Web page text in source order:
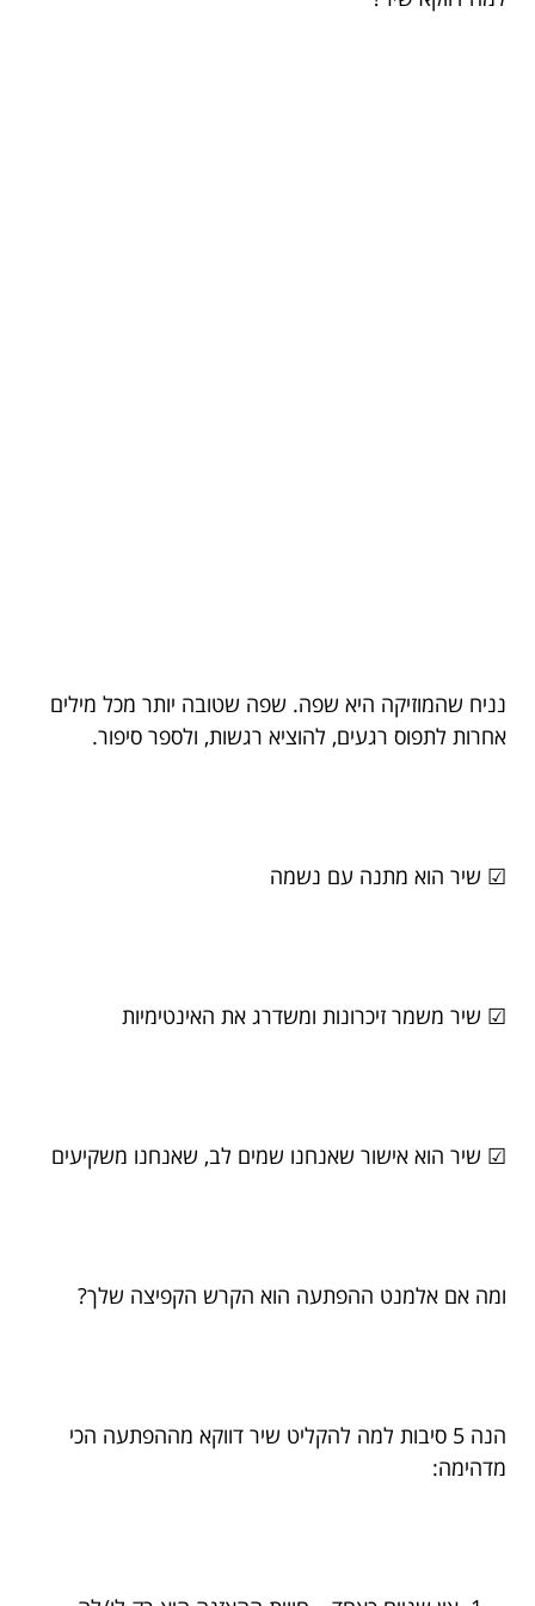
נניח שהמוזיקה היא שפה. שפה שטובה יותר מכל מילים
אחרות לתפוס רגעים, להוציא רגשות, ולספר סיפור.
☑ שיר הוא מתנה עם נשמה
☑ שיר משמר זיכרונות ומשדרג את האינטימיות
☑ שיר הוא אישור שאנחנו שמים לב, שאנחנו משקיעים
ומה אם אלמנט ההפתעה הוא הקרש הקפיצה שלך?
הנה 5 סיבות למה להקליט שיר דווקא מההפתעה הכי
מדהימה: